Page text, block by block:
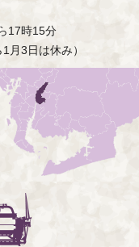
17時15分
月3日は休み）